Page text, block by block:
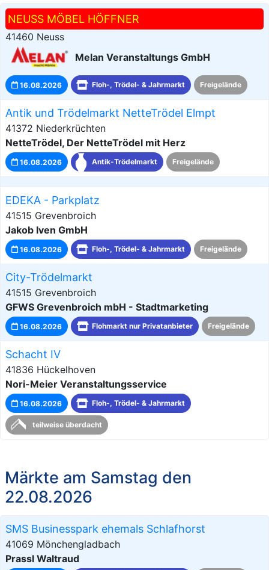
NEUSS MÖBEL HÖFFNER
41460 Neuss
Melan Veranstaltungs GmbH
16.08.2026 Floh-, Trödel- & Jahrmarkt Freigelände
Antik und Trödelmarkt NetteTrödel Elmpt
41372 Niederkrüchten
NetteTrödel, Der NetteTrödel mit Herz
16.08.2026 Antik-Trödelmarkt Freigelände
EDEKA - Parkplatz
41515 Grevenbroich
Jakob Iven GmbH
16.08.2026 Floh-, Trödel- & Jahrmarkt Freigelände
City-Trödelmarkt
41515 Grevenbroich
GFWS Grevenbroich mbH - Stadtmarketing
16.08.2026 Flohmarkt nur Privatanbieter Freigelände
Schacht IV
41836 Hückelhoven
Nori-Meier Veranstaltungsservice
16.08.2026 Floh-, Trödel- & Jahrmarkt
teilweise überdacht
Märkte am Samstag den
22.08.2026
SMS Businesspark ehemals Schlafhorst
41069 Mönchengladbach
Prassl Waltraud